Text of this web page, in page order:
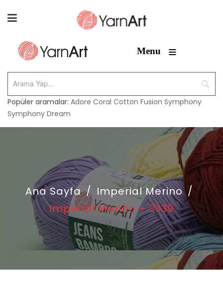
Menu ≡
Popüler aramalar: Adore Coral Cotton Fusion Symphony
Symphony Dream
Ana Sayfa / Imperial Merino /
Imperial Merino – 3339